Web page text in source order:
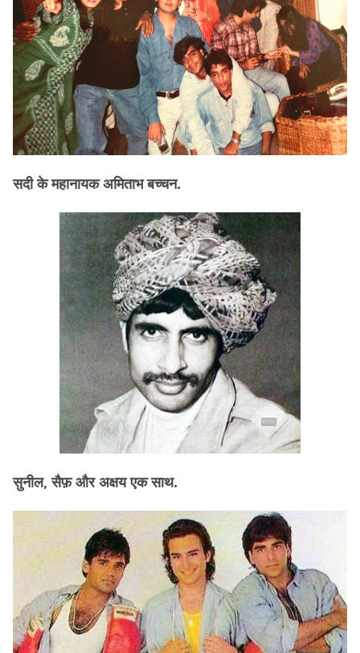
सदी के महानायक अमिताभ बच्चन.
सुनील, सैफ़ और अक्षय एक साथ.